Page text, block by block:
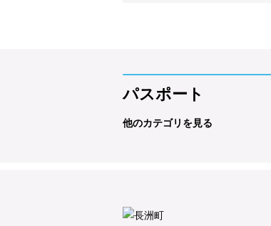
パスポート
他のカテゴリを見る